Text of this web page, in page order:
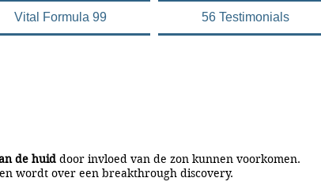
Vital Formula 99 56 Testimonials
de huid door invloed van de zon kunnen voorkomen.
wordt over een breakthrough discovery.